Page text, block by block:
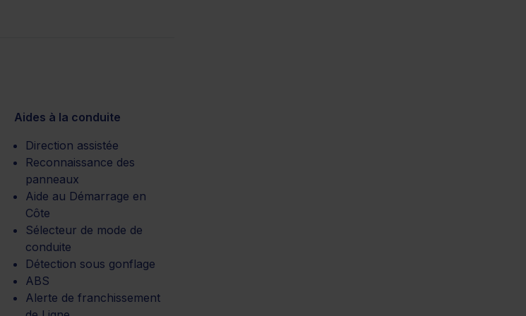
Aides à la conduite
Direction assistée
Reconnaissance des
panneaux
Aide au Démarrage en
Côte
Sélecteur de mode de
conduite
Détection sous gonflage
ABS
Alerte de franchissement